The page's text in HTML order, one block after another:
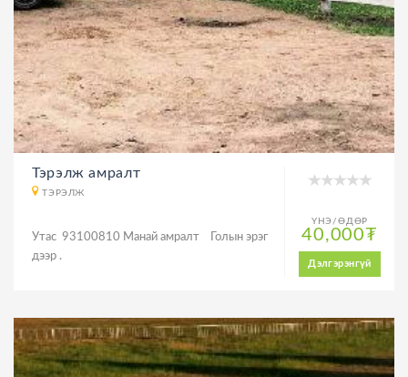
Тэрэлж амралт
ТЭРЭЛЖ
Утас 93100810 Манай амралт Голын эрэг
дээр .
ҮНЭ/ӨДӨР
40,000₮
Дэлгэрэнгүй